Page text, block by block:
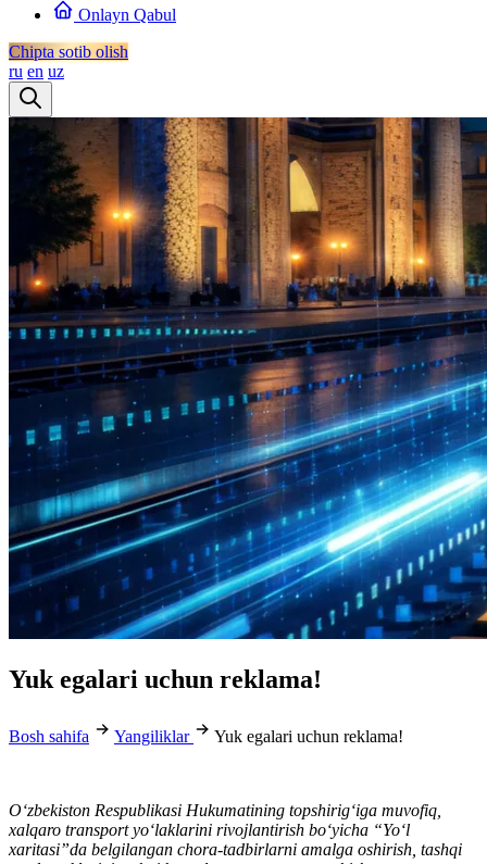
Onlayn Qabul
Chipta sotib olish
ru en uz
Yuk egalari uchun reklama!
Bosh sahifa Yangiliklar Yuk egalari uchun reklama!
O‘zbekiston Respublikasi Hukumatining topshirig‘iga muvofiq,
xalqaro transport yo‘laklarini rivojlantirish bo‘yicha “Yo‘l
xaritasi”da belgilangan chora-tadbirlarni amalga oshirish, tashqi